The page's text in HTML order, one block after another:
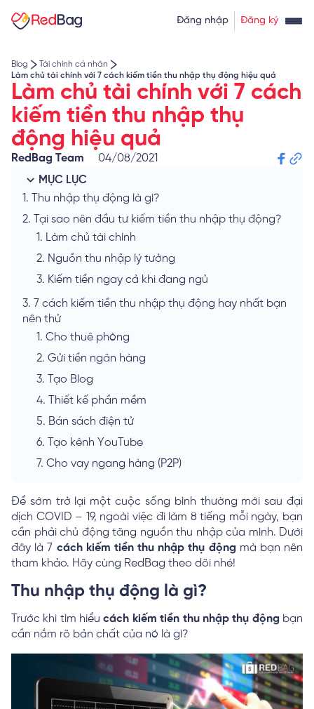
Đăng nhập Đăng ký
Tính lãi vay
Về chúng tôi
Blog
Tài chính cá nhân
Làm chủ tài chính với 7 cách kiếm tiền thu nhập thụ động hiệu quả
Làm chủ tài chính với 7 cách
kiếm tiền thu nhập thụ
động hiệu quả
RedBag Team
04/08/2021
MỤC LỤC
1.
Thu nhập thụ động là gì?
2.
Tại sao nên đầu tư kiếm tiền thu nhập thụ động?
1. Làm chủ tài chính
2. Nguồn thu nhập lý tưởng
3. Kiếm tiền ngay cả khi đang ngủ
3. 7 cách kiếm tiền thu nhập thụ động hay nhất bạn
nên thử
1. Cho thuê phòng
2. Gửi tiền ngân hàng
3.
Tạo Blog
4.
Thiết kế phần mềm
5. Bán sách điện tử
6.
Tạo kênh YouTube
7. Cho vay ngang hàng (P2P)
Để sớm trở lại một cuộc sống bình thường mới sau đại
dịch COVID – 19, ngoài việc đi làm 8 tiếng mỗi ngày, bạn
cần phải chủ động tăng nguồn thu nhập của mình. Dưới
đây là 7 cách kiếm tiền thu nhập thụ động mà bạn nên
tham khảo. Hãy cùng RedBag theo dõi nhé!
Thu nhập thụ động là gì?
Trước khi tìm hiểucách kiếm tiền thu nhập thụ động bạn
cần nắm rõ bản chất của nó là gì?